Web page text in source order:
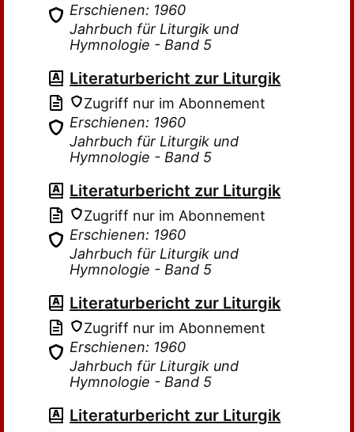
Erschienen: 1960
Jahrbuch für Liturgik und
Hymnologie - Band 5
Literaturbericht zur Liturgik
Zugriff nur im Abonnement
Erschienen: 1960
Jahrbuch für Liturgik und
Hymnologie - Band 5
Literaturbericht zur Liturgik
Zugriff nur im Abonnement
Erschienen: 1960
Jahrbuch für Liturgik und
Hymnologie - Band 5
Literaturbericht zur Liturgik
Zugriff nur im Abonnement
Erschienen: 1960
Jahrbuch für Liturgik und
Hymnologie - Band 5
Literaturbericht zur Liturgik